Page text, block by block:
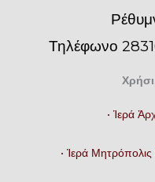
Τηλέφωνο
• Ἱερά
• Ἱερά